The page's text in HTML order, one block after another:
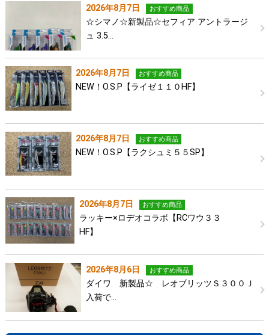
2026年8月7日 おすすめ商品
☆シマノ☆新製品☆セフィア アントラージ
ュ 3.5…
2026年8月7日 おすすめ商品
NEW！O.S.P【ライゼ１１０HF】
2026年8月7日 おすすめ商品
NEW！O.S.P【ラクシュミ５５SP】
2026年8月7日 おすすめ商品
ラッキー×ロデオコラボ【RCワウ３３
HF】
2026年8月6日 おすすめ商品
ダイワ 新製品☆ レオブリッツＳ３００Ｊ
入荷で…